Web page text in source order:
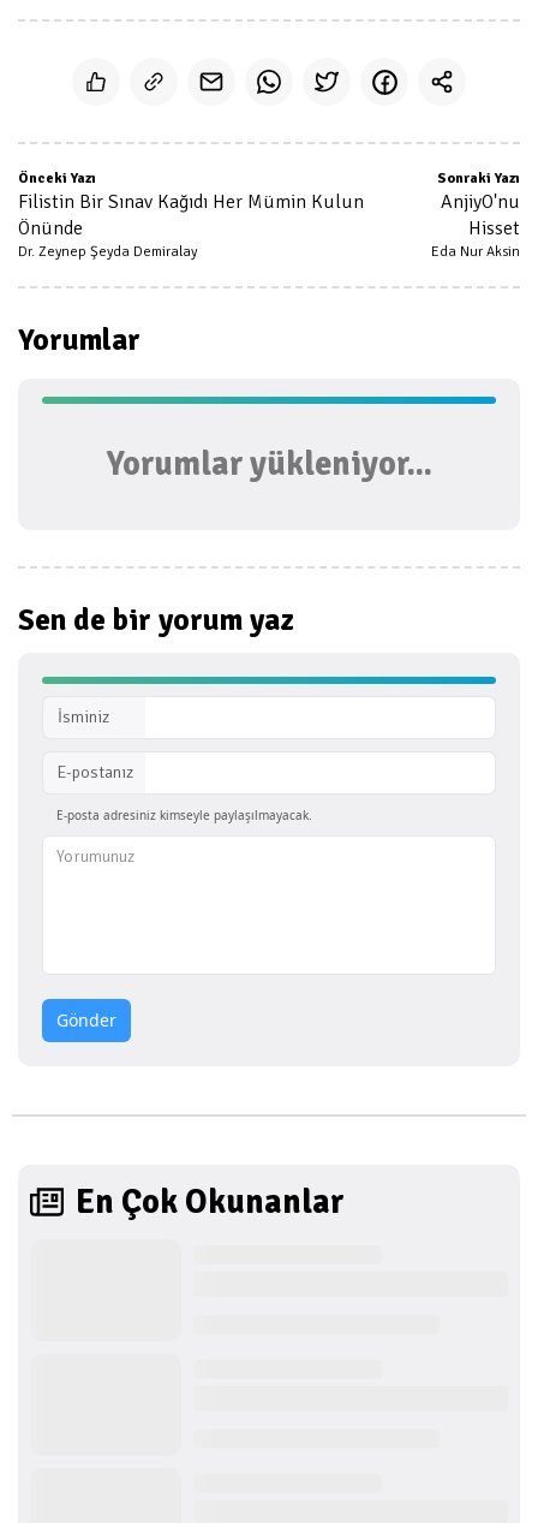
Önceki Yazı
Filistin Bir Sınav Kağıdı Her Mümin Kulun
Önünde
Dr. Zeynep Şeyda Demiralay
Sonraki Yazı
AnjiyO'nu
Hisset
Eda Nur Aksin
Yorumlar
Yorumlar yükleniyor...
Sen de bir yorum yaz
İsminiz
E-postanız
E-posta adresiniz kimseyle paylaşılmayacak.
Gönder
En Çok Okunanlar